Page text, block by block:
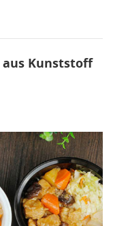
Am Boden
dreieckige
und eine Zahl
des Dreiecks.
können Sie sie
Kunststoff